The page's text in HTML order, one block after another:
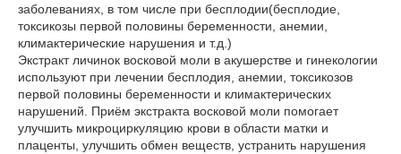
заболеваниях, в том числе при бесплодии(бесплодие,
токсикозы первой половины беременности, анемии,
климактерические нарушения и т.д.)
Экстракт личинок восковой моли в акушерстве и гинекологии
используют при лечении бесплодия, анемии, токсикозов
первой половины беременности и климактерических
нарушений. Приём экстракта восковой моли помогает
улучшить микроциркуляцию крови в области матки и
плаценты, улучшить обмен веществ, устранить нарушения